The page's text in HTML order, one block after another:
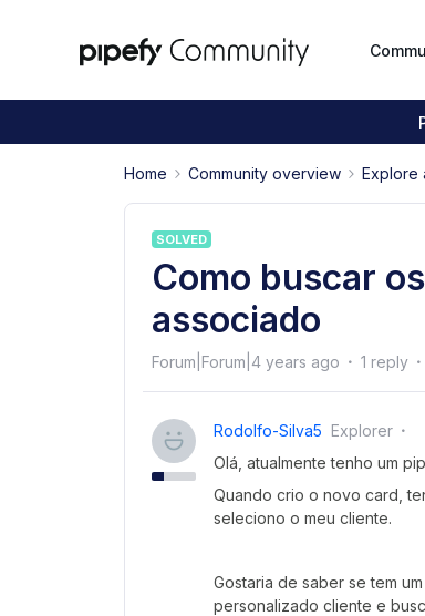
Home Community overview Explore
SOLVED
Como buscar
associado
Forum|Forum|4 years ago 1 reply
Rodolfo-Silva5 Explorer
Olá, atualmente tenho um
Quando crio o novo card,
seleciono o meu cliente.
Gostaria de saber se tem
personalizado cliente e